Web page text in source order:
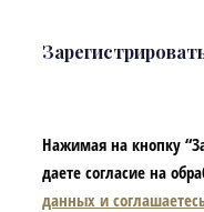
Нажимая на кнопку
даете согласие на
данных и